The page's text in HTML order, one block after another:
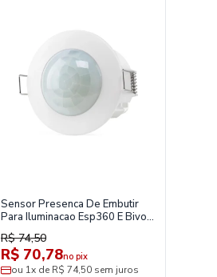
Sensor Presenca De Embutir
Para Iluminacao Esp360 E Bivolt
Intelbras
R$ 74,50
R$ 70,78no pix
ou 1x de R$ 74,50 sem juros